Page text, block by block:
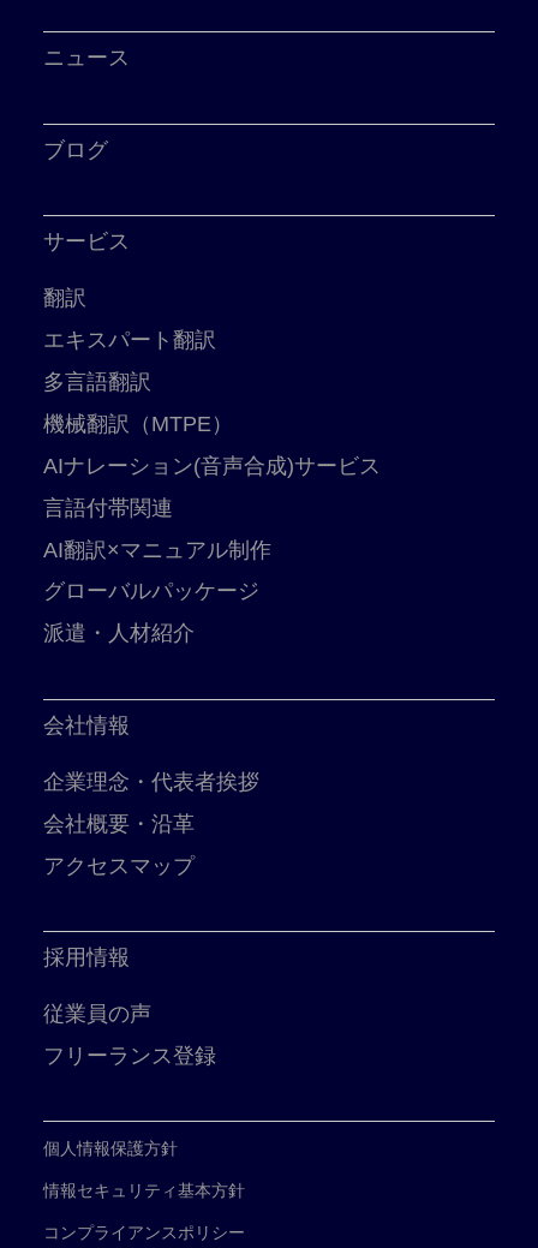
ニュース
ブログ
サービス
翻訳
エキスパート翻訳
多言語翻訳
機械翻訳（MTPE）
AIナレーション(音声合成)サービス
言語付帯関連
AI翻訳×マニュアル制作
グローバルパッケージ
派遣・人材紹介
会社情報
企業理念・代表者挨拶
会社概要・沿革
アクセスマップ
採用情報
従業員の声
フリーランス登録
個人情報保護方針
情報セキュリティ基本方針
コンプライアンスポリシー